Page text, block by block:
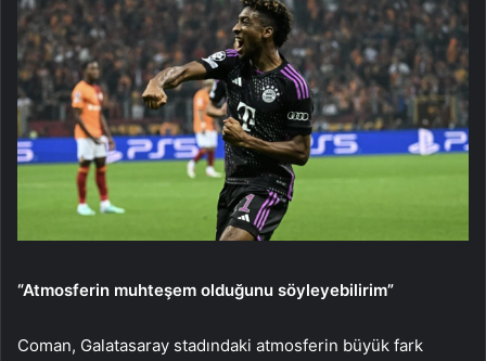
“Atmosferin muhteşem olduğunu söyleyebilirim”
Coman, Galatasaray stadındaki atmosferin büyük fark